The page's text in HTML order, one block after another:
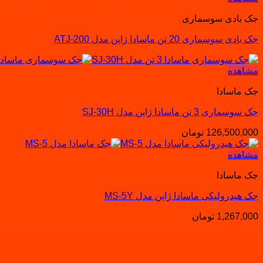
جک بادی سوسماری
جک بادی سوسماری 20 تن ماسادا ژاپن مدل ATJ-200
مشاهده
جک ماسادا
جک سوسماری 3 تن ماسادا ژاپن مدل SJ-30H
126,500,000 تومان
مشاهده
جک ماسادا
جک هیدرولیکی ماسادا ژاپن مدل MS-5Y
1,267,000 تومان